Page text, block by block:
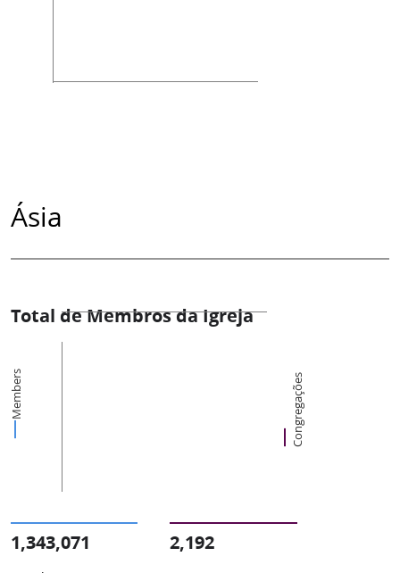
Ásia
Total de Membros da Igreja
Members Congregações
1,343,071 2,192